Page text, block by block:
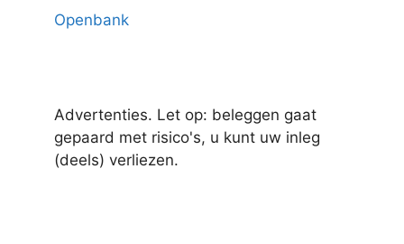
Openbank
Advertenties. Let op: beleggen gaat
gepaard met risico's, u kunt uw inleg
(deels) verliezen.